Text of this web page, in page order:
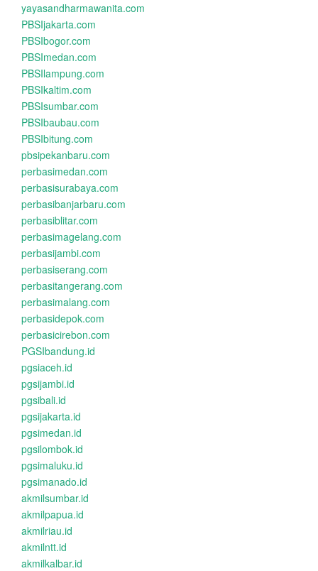
yayasandharmawanita.com
PBSIjakarta.com
PBSIbogor.com
PBSImedan.com
PBSIlampung.com
PBSIkaltim.com
PBSIsumbar.com
PBSIbaubau.com
PBSIbitung.com
pbsipekanbaru.com
perbasimedan.com
perbasisurabaya.com
perbasibanjarbaru.com
perbasiblitar.com
perbasimagelang.com
perbasijambi.com
perbasiserang.com
perbasitangerang.com
perbasimalang.com
perbasidepok.com
perbasicirebon.com
PGSIbandung.id
pgsiaceh.id
pgsijambi.id
pgsibali.id
pgsijakarta.id
pgsimedan.id
pgsilombok.id
pgsimaluku.id
pgsimanado.id
akmilsumbar.id
akmilpapua.id
akmilriau.id
akmilntt.id
akmilkalbar.id